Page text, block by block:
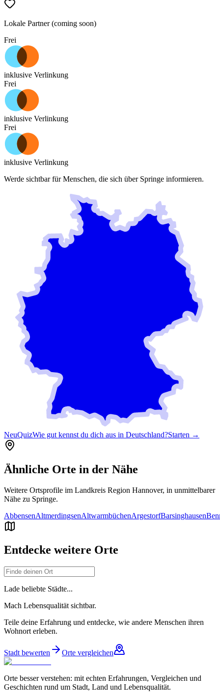
Lokale Partner (coming soon)
Frei
inklusive Verlinkung
Frei
inklusive Verlinkung
Frei
inklusive Verlinkung
Werde sichtbar für Menschen, die sich über Springe informieren.
NeuQuizWie gut kennst du dich aus in Deutschland?Starten →
Ähnliche Orte in der Nähe
Weitere Ortsprofile im Landkreis Region Hannover, in unmittelbarer
Nähe zu Springe.
AbbensenAltmerdingsenAltwarmbüchenArgestorfBarsinghausen
Entdecke weitere Orte
Lade beliebte Städte...
Mach Lebensqualität sichtbar.
Teile deine Erfahrung und entdecke, wie andere Menschen ihren
Wohnort erleben.
Stadt bewerten Orte vergleichen
Orte besser verstehen: mit echten Erfahrungen, Vergleichen und
Geschichten rund um Stadt, Land und Lebensqualität.